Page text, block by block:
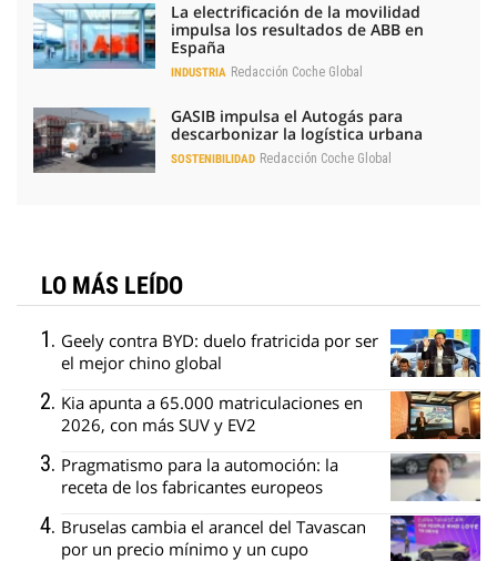
La electrificación de la movilidad
impulsa los resultados de ABB en
España
INDUSTRIA Redacción Coche Global
GASIB impulsa el Autogás para
descarbonizar la logística urbana
SOSTENIBILIDAD Redacción Coche Global
LO MÁS LEÍDO
Geely contra BYD: duelo fratricida por ser
el mejor chino global
Kia apunta a 65.000 matriculaciones en
2026, con más SUV y EV2
Pragmatismo para la automoción: la
receta de los fabricantes europeos
Bruselas cambia el arancel del Tavascan
por un precio mínimo y un cupo